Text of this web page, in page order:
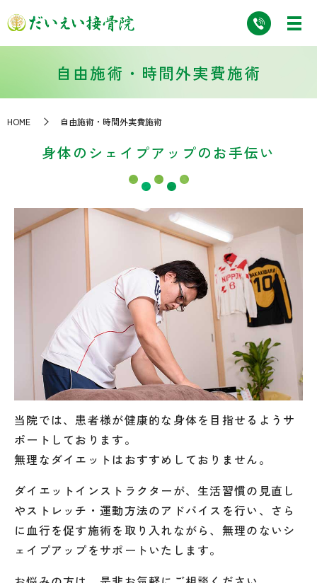
自由施術・時間外実費施術
HOME 自由施術・時間外実費施術
身体のシェイプアップのお手伝い
当院では、患者様が健康的な身体を目指せるようサ
ポートしております。
無理なダイエットはおすすめしておりません。
ダイエットインストラクターが、生活習慣の見直し
やストレッチ・運動方法のアドバイスを行い、さら
に血行を促す施術を取り入れながら、無理のないシ
ェイプアップをサポートいたします。